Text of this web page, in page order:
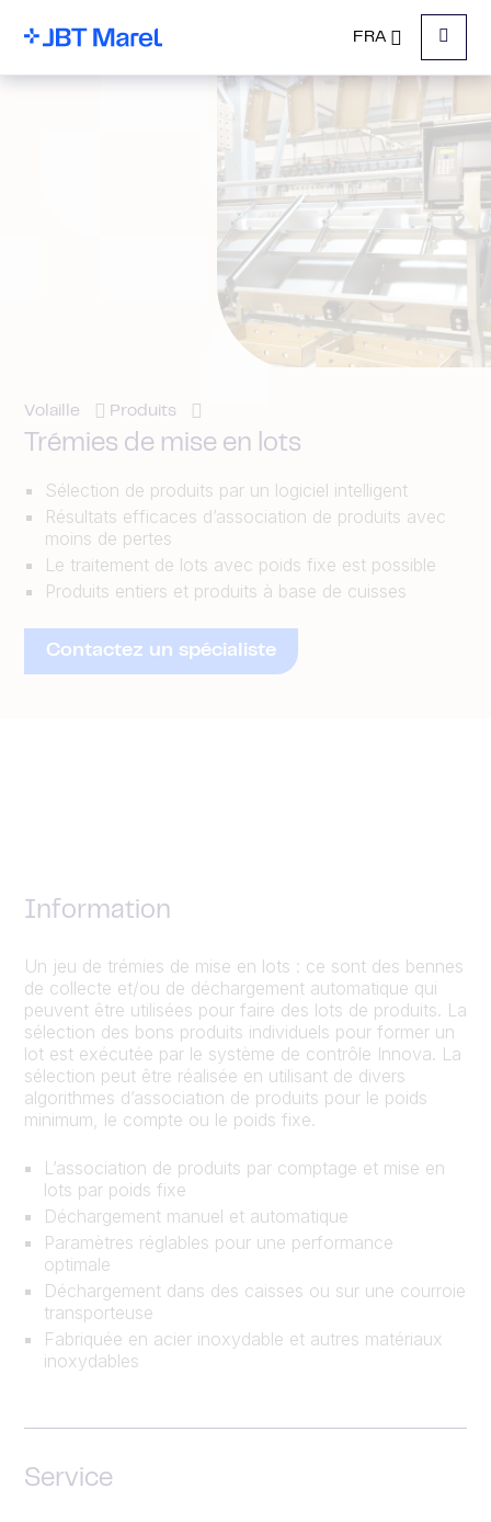
FRA
Menu
Volaille Produits
Trémies de mise en lots
Sélection de produits par un logiciel intelligent
Résultats efficaces d’association de produits avec
moins de pertes
Le traitement de lots avec poids fixe est possible
Produits entiers et produits à base de cuisses
Contactez un spécialiste
Information
Un jeu de trémies de mise en lots : ce sont des bennes
de collecte et/ou de déchargement automatique qui
peuvent être utilisées pour faire des lots de produits. La
sélection des bons produits individuels pour former un
lot est exécutée par le système de contrôle Innova. La
sélection peut être réalisée en utilisant de divers
algorithmes d’association de produits pour le poids
minimum, le compte ou le poids fixe.
L’association de produits par comptage et mise en
lots par poids fixe
Déchargement manuel et automatique
Paramètres réglables pour une performance
optimale
Déchargement dans des caisses ou sur une courroie
transporteuse
Fabriquée en acier inoxydable et autres matériaux
inoxydables
Service